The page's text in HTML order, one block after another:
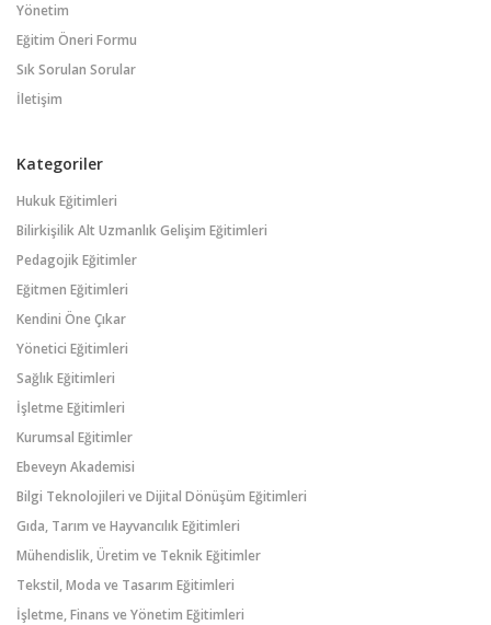
Yönetim
Eğitim Öneri Formu
Sık Sorulan Sorular
İletişim
Kategoriler
Hukuk Eğitimleri
Bilirkişilik Alt Uzmanlık Gelişim Eğitimleri
Pedagojik Eğitimler
Eğitmen Eğitimleri
Kendini Öne Çıkar
Yönetici Eğitimleri
Sağlık Eğitimleri
İşletme Eğitimleri
Kurumsal Eğitimler
Ebeveyn Akademisi
Bilgi Teknolojileri ve Dijital Dönüşüm Eğitimleri
Gıda, Tarım ve Hayvancılık Eğitimleri
Mühendislik, Üretim ve Teknik Eğitimler
Tekstil, Moda ve Tasarım Eğitimleri
İşletme, Finans ve Yönetim Eğitimleri